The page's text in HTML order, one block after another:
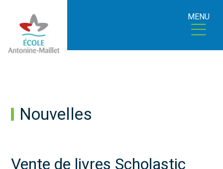
MENU
Nouvelles
Vente de livres Scholastic